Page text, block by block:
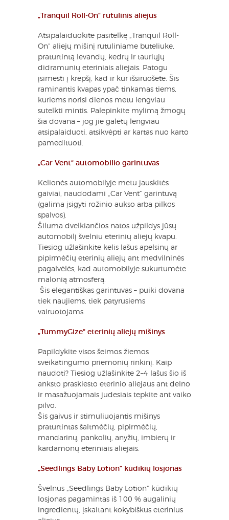
„Tranquil Roll-On“ rutulinis aliejus
Atsipalaiduokite pasitelkę „Tranquil Roll-
On“ aliejų mišinį rutuliniame buteliuke,
praturtintą levandų, kedrų ir tauriųjų
didramunių eteriniais aliejais. Patogu
įsimesti į krepšį, kad ir kur išsiruošėte. Šis
raminantis kvapas ypač tinkamas tiems,
kuriems norisi dienos metu lengviau
sutelkti mintis. Palepinkite mylimą žmogų
šia dovana – jog jie galėtų lengviau
atsipalaiduoti, atsikvėpti ar kartas nuo karto
pamedituoti.
„Car Vent“ automobilio garintuvas
Kelionės automobilyje metu jauskitės
gaiviai, naudodami „Car Vent“ garintuvą
(galima įsigyti rožinio aukso arba pilkos
spalvos).
Šiluma dvelkiančios natos užpildys jūsų
automobilį švelniu eterinių aliejų kvapu.
Tiesiog užlašinkite kelis lašus apelsinų ar
pipirmėčių eterinių aliejų ant medvilninės
pagalvėlės, kad automobilyje sukurtumėte
malonią atmosferą.
​ Šis elegantiškas garintuvas – puiki dovana
tiek naujiems, tiek patyrusiems
vairuotojams.
„TummyGize“ eterinių aliejų mišinys
Papildykite visos šeimos žiemos
sveikatingumo priemonių rinkinį. Kaip
naudoti? Tiesiog užlašinkite 2–4 lašus šio iš
anksto praskiesto eterinio aliejaus ant delno
ir masažuojamais judesiais tepkite ant vaiko
pilvo.
Šis gaivus ir stimuliuojantis mišinys
praturtintas šaltmėčių, pipirmėčių,
mandarinų, pankolių, anyžių, imbierų ir
kardamonų eteriniais aliejais.
„Seedlings Baby Lotion“ kūdikių losjonas
Švelnus „Seedlings Baby Lotion“ kūdikių
losjonas pagamintas iš 100 % augalinių
ingredientų, įskaitant kokybiškus eterinius